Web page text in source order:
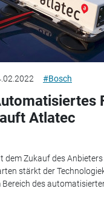
#Bosch
Atlatec
dem Zukauf des
stärkt der
Bereich des